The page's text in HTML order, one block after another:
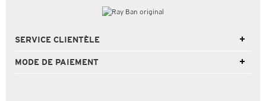
SERVICE CLIENTÈLE
MODE DE PAIEMENT